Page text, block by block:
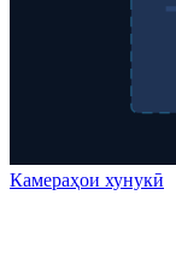
Камераҳои хунукӣ